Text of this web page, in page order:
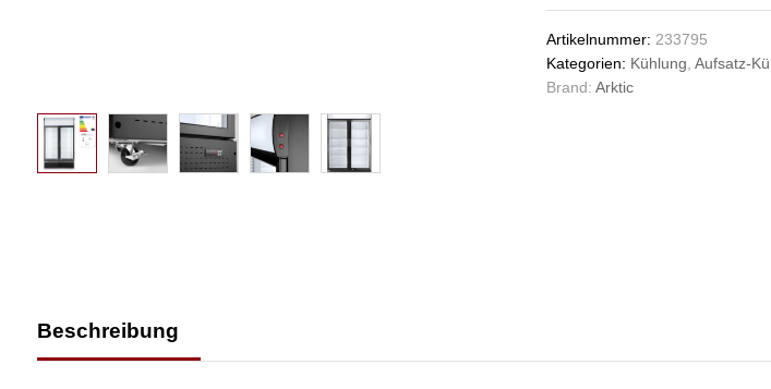
Arktic,
512L,
Schwarz,
Artikelnummer: 233795
Kategorien: Kühlung, Aufsatz-
Brand: Arktic
Beschreibung